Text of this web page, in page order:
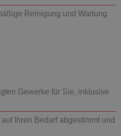
Reinigung und Wartung
Gewerke für Sie, inklusive
Ihren Bedarf abgestimmt und